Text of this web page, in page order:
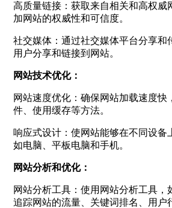
高质量链接：获取来自相关和高权威
加网站的权威性和可信度。
社交媒体：通过社交媒体平台分享和
用户分享和链接到网站。
网站技术优化：
网站速度优化：确保网站加载速度快
件、使用缓存等方法。
响应式设计：使网站能够在不同设备
如电脑、平板电脑和手机。
网站分析和优化：
网站分析工具：使用网站分析工具，
追踪网站的流量、关键词排名、用户